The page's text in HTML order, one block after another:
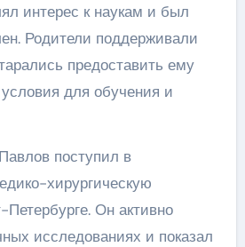
интерес к наукам и был
Родители поддерживали
предоставить ему
для обучения и
поступил в
хирургическую
Он активно
исследованиях и показал